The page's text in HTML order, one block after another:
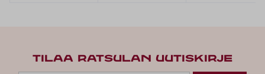
TILAA RATSULAN UUTISKIRJE